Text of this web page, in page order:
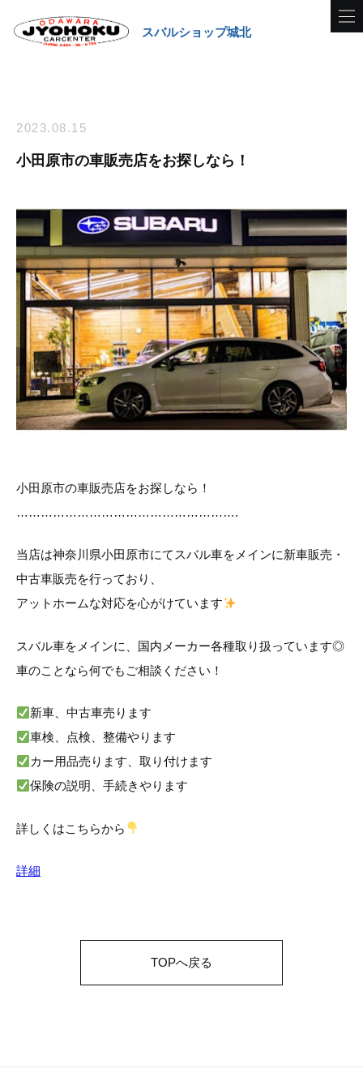
スバルショップ城北
2023.08.15
小田原市の車販売店をお探しなら！
小田原市の車販売店をお探しなら！
……………………………………………….
当店は神奈川県小田原市にてスバル車をメインに新車販売・
中古車販売を行っており、
アットホームな対応を心がけています
スバル車をメインに、国内メーカー各種取り扱っています◎
車のことなら何でもご相談ください！
新車、中古車売ります
車検、点検、整備やります
カー用品売ります、取り付けます
保険の説明、手続きやります
詳しくはこちらから
詳細
TOPへ戻る